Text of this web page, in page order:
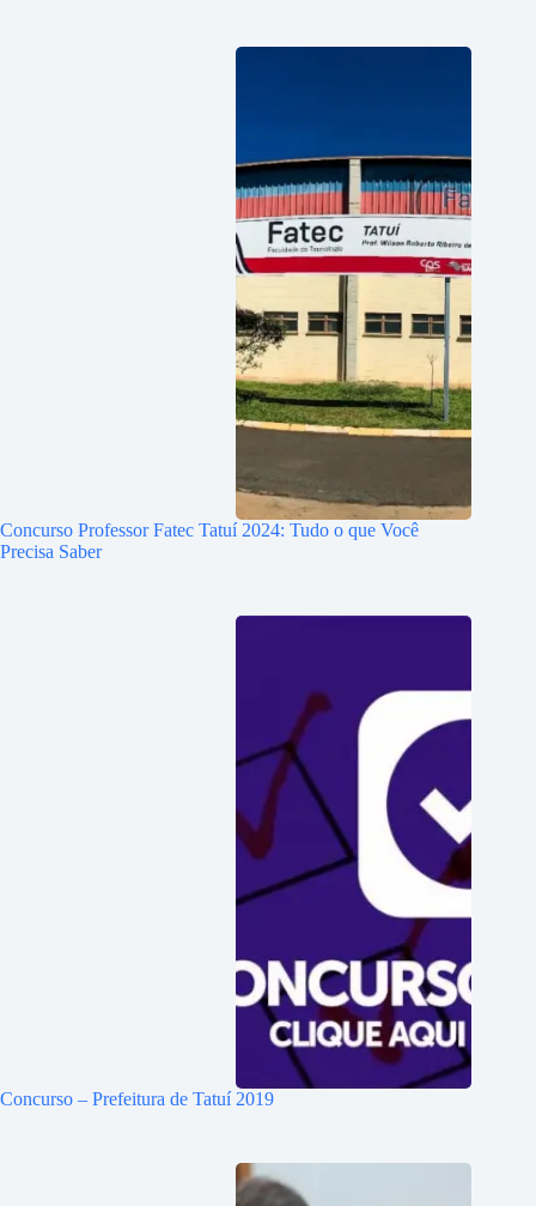
Concurso Professor Fatec Tatuí 2024: Tudo o que Você
Precisa Saber
Concurso – Prefeitura de Tatuí 2019